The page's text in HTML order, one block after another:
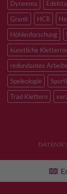
Dyneema
Granit
HCR
Höhlenforschung
künstliche
redundantes
Speleologie
Trad Klettern